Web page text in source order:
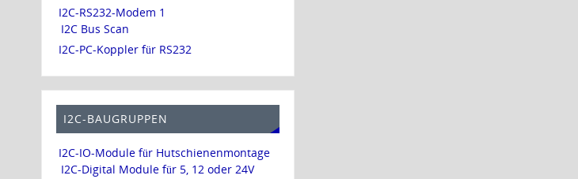
I2C-RS232-Modem 1
I2C Bus Scan
I2C-PC-Koppler für RS232
I2C-BAUGRUPPEN
I2C-IO-Module für Hutschienenmontage
I2C-Digital Module für 5, 12 oder 24V